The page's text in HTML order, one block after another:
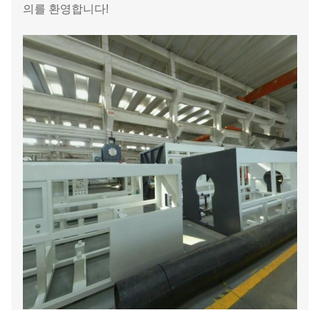
의를 환영합니다!